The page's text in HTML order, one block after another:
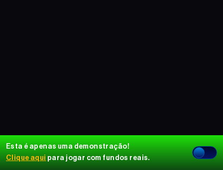
Esta é apenas uma demonstração!
Clique aqui para jogar com fundos reais.